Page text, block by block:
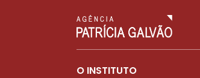
O INSTITUTO